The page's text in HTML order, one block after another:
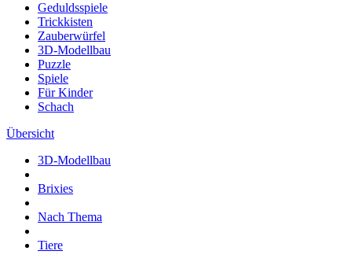
Geduldsspiele
Trickkisten
Zauberwürfel
3D-Modellbau
Puzzle
Spiele
Für Kinder
Schach
Übersicht
3D-Modellbau
Brixies
Nach Thema
Tiere